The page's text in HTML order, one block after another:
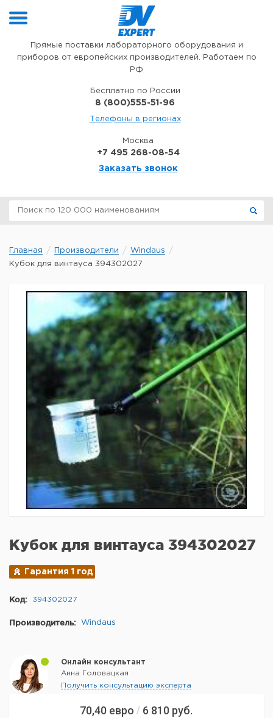
Прямые поставки лабораторного оборудования и
приборов от европейских производителей. Работаем по
РФ
Бесплатно по России
8 (800)555-51-96
Телефоны в регионах
Москва
+7 495 268-08-54
Заказать звонок
Главная Производители
Windaus
Кубок для винтауса 394302027
70,40 евро / 6 810 руб.
Кубок для винтауса 394302027
Гарантия 1 год
Код: 394302027
Производитель: Windaus
Онлайн консультант
Анна Головацкая
Получить консультацию эксперта